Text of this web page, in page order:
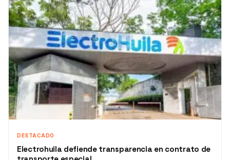
DESTACADO
Electrohuila defiende transparencia en contrato de